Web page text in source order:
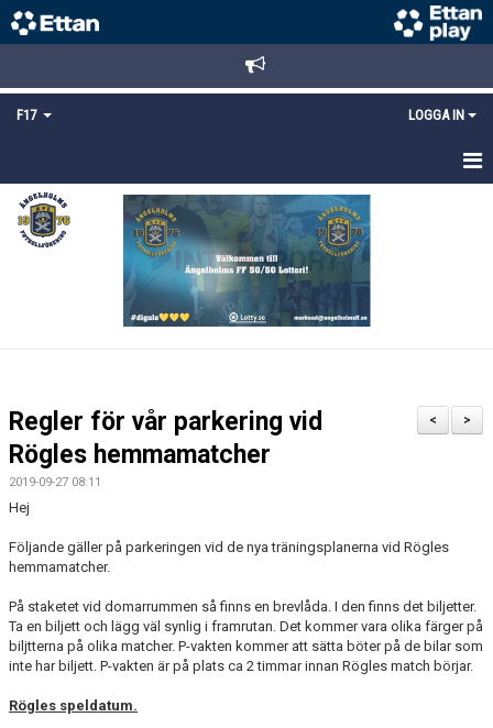
F17 LOGGA IN
HEM
NYHETER
DOKUMENT
MATCHER
>
<
Regler för vår parkering vid
Rögles hemmamatcher
2019-09-27 08:11
Hej
Följande gäller på parkeringen vid de nya träningsplanerna vid Rögles
hemmamatcher.
På staketet vid domarrummen så finns en brevlåda. I den finns det biljetter.
Ta en biljett och lägg väl synlig i framrutan. Det kommer vara olika färger på
biljtterna på olika matcher. P-vakten kommer att sätta böter på de bilar som
inte har biljett. P-vakten är på plats ca 2 timmar innan Rögles match börjar.
Rögles speldatum.